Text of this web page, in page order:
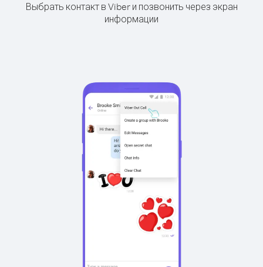
Выбрать контакт в Viber и позвонить через экран
информации